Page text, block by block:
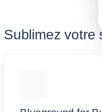
Sublimez votre